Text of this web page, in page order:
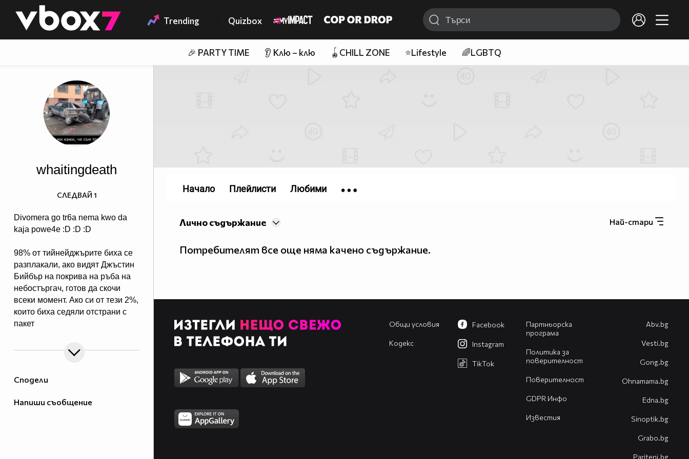
👾 Trending Quizbox
🎉 PARTY TIME 👂 Клю – клю 🪀CHILL ZONE ⭐Lifestyle 🌈LGBTQ
Сподели
Напиши съобщение
whaitingdeath
Divomera go tr6a nema kwo da
kaja powe4e :D :D :D
98% от тийнейджърите биха се
разплакали, ако видят Джъстин
Бийбър на покрива на ръба на
небостъргач, готов да скочи
всеки момент. Ако си от тези 2%,
които биха седяли отстрани с
пакет
ЗАДНО САЛТО, ХАРЕСЙ ТОВА
СЛЕДВАЙ 1
Най-стари
Лично съдържание
Потребителят все още няма качено съдържание.
Начало Плейлисти Любими
Общи условия
Кодекс
Партньорска
програма
Политика за
поверителност
Поверителност
GDPR Инфо
Известия
Facebook
Instagram
TikTok
Abv.bg
Vesti.bg
Gong.bg
Оhnamama.bg
Edna.bg
Sinoptik.bg
Grabo.bg
Pariteni.bg